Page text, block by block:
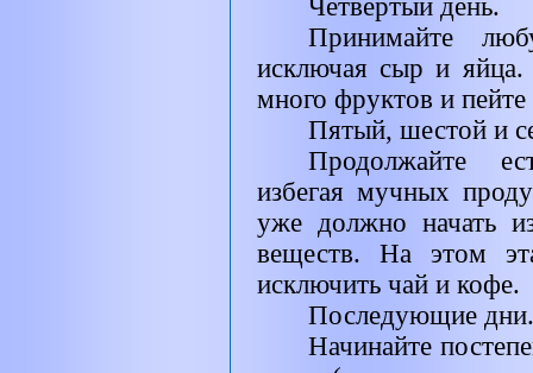
Четвертый день.
Принимайте
исключая сыр и
много фруктов и пейте
Пятый, шестой и
Продолжайте
избегая мучных
уже должно начать
веществ. На этом
исключить чай и кофе.
Последующие дни.
Начинайте